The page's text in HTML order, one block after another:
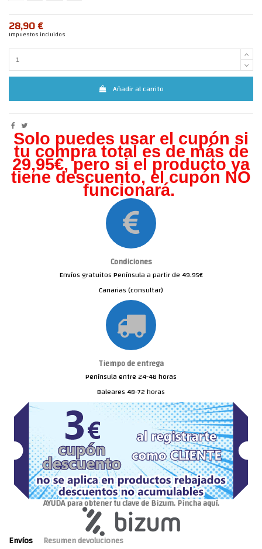
28,90 €
Impuestos incluidos
Añadir al carrito
Solo puedes usar el cupón si
tu compra total es de más de
29,95€, pero si el producto ya
tiene descuento, el cupón NO
funcionará.
Condiciones
Envíos gratuitos Península a partir de 49.95€
Canarias (consultar)
Tiempo de entrega
Península entre 24-48 horas
Baleares 48-72 horas
AYUDA para obtener tu clave de Bizum. Pincha aquí.
Envíos Resumen devoluciones